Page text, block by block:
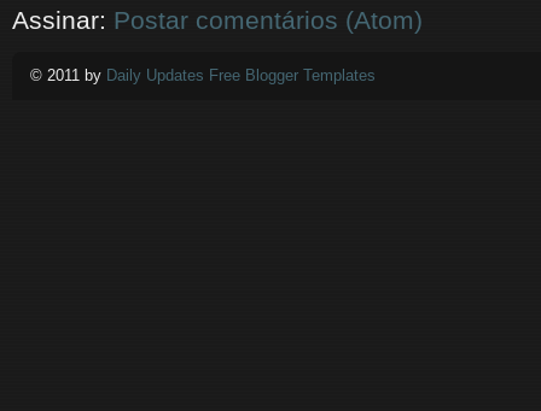
Assinar: Postar comentários (Atom)
© 2011 by Daily Updates Free Blogger Templates